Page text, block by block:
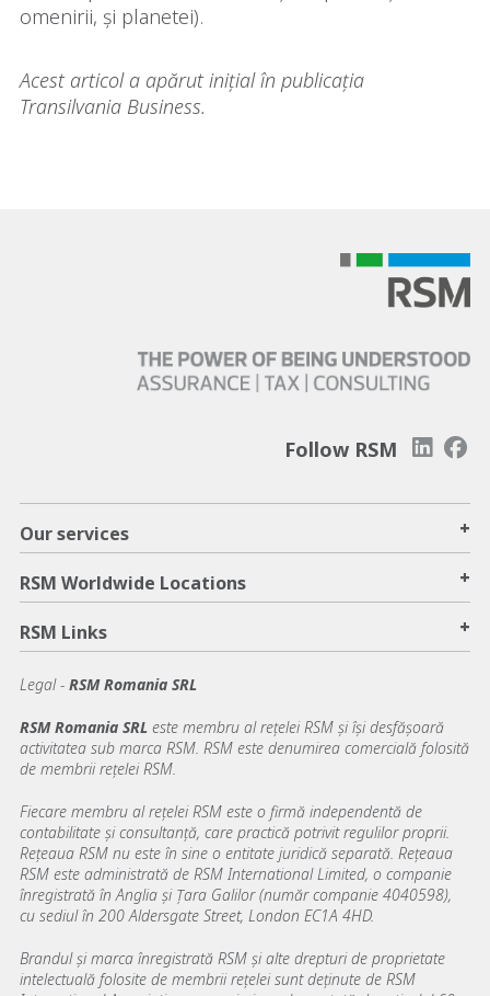
omenirii, și planetei).
Acest articol a apărut inițial în publicația
Transilvania Business.
Follow RSM
Our services +
RSM Worldwide Locations +
RSM Links +
Legal - RSM Romania SRL
RSM Romania SRL este membru al reţelei RSM şi își desfășoară
activitatea sub marca RSM. RSM este denumirea comercială folosită
de membrii reţelei RSM.
Fiecare membru al rețelei RSM este o firmă independentă de
contabilitate şi consultanță, care practică potrivit regulilor proprii.
Rețeaua RSM nu este în sine o entitate juridică separată. Reţeaua
RSM este administrată de RSM International Limited, o companie
înregistrată în Anglia şi Ţara Galilor (număr companie 4040598),
cu sediul în 200 Aldersgate Street, London EC1A 4HD.
Brandul şi marca înregistrată RSM şi alte drepturi de proprietate
intelectuală folosite de membrii reţelei sunt deţinute de RSM